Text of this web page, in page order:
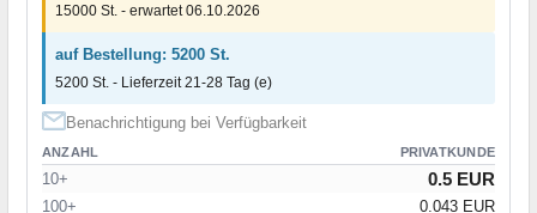
15000 St. - erwartet 06.10.2026
auf Bestellung: 5200 St.
5200 St. - Lieferzeit 21-28 Tag (e)
Benachrichtigung bei Verfügbarkeit
ANZAHL PRIVATKUNDE
10+ 0.5 EUR
100+ 0.043 EUR